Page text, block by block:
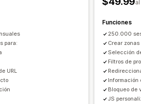
para:
URL
Funciones
250.000
Crear
Selección
Filtros de
Bloqueo de
JS